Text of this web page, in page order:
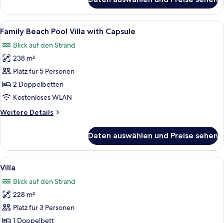
Alle
Fotos
für
Family
Beach
Pool
Villa
Capsule
Ein Etagenbett mit Kopfteil,
18
Family Beach Pool Villa with Capsule
Blick auf den Strand
238 m²
Platz für 5 Personen
2 Doppelbetten
Kostenloses WLAN
Weitere Details
Weitere
Beach
Pool
Villa
Capsule
Daten auswählen und Preise sehen
Alle
Fotos
für
Villa
anzeigen
Ein modernes Hotelzimmer mit
16
Villa
Blick auf den Strand
228 m²
Platz für 3 Personen
1 Doppelbett